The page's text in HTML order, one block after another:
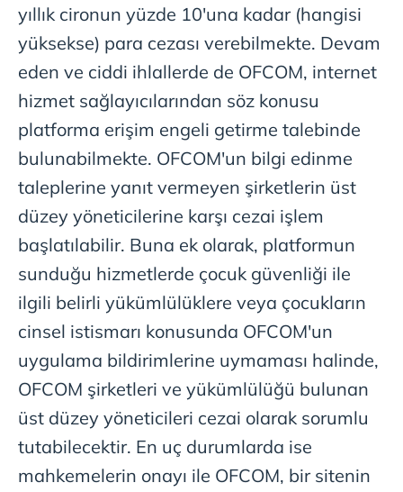
yıllık cironun yüzde 10'una kadar (hangisi
yüksekse) para cezası verebilmekte. Devam
eden ve ciddi ihlallerde de OFCOM, internet
hizmet sağlayıcılarından söz konusu
platforma erişim engeli getirme talebinde
bulunabilmekte. OFCOM'un bilgi edinme
taleplerine yanıt vermeyen şirketlerin üst
düzey yöneticilerine karşı cezai işlem
başlatılabilir. Buna ek olarak, platformun
sunduğu hizmetlerde çocuk güvenliği ile
ilgili belirli yükümlülüklere veya çocukların
cinsel istismarı konusunda OFCOM'un
uygulama bildirimlerine uymaması halinde,
OFCOM şirketleri ve yükümlülüğü bulunan
üst düzey yöneticileri cezai olarak sorumlu
tutabilecektir. En uç durumlarda ise
mahkemelerin onayı ile OFCOM, bir sitenin